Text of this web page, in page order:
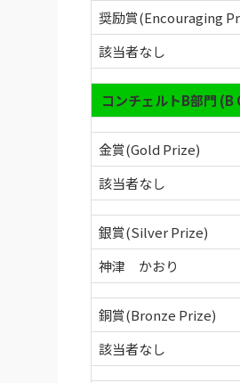
奨励賞(Encouraging
該当者なし
コンチェルトB部門
金賞(Gold Prize)
該当者なし
銀賞(Silver Prize)
神津 かおり
銅賞(Bronze Prize)
該当者なし